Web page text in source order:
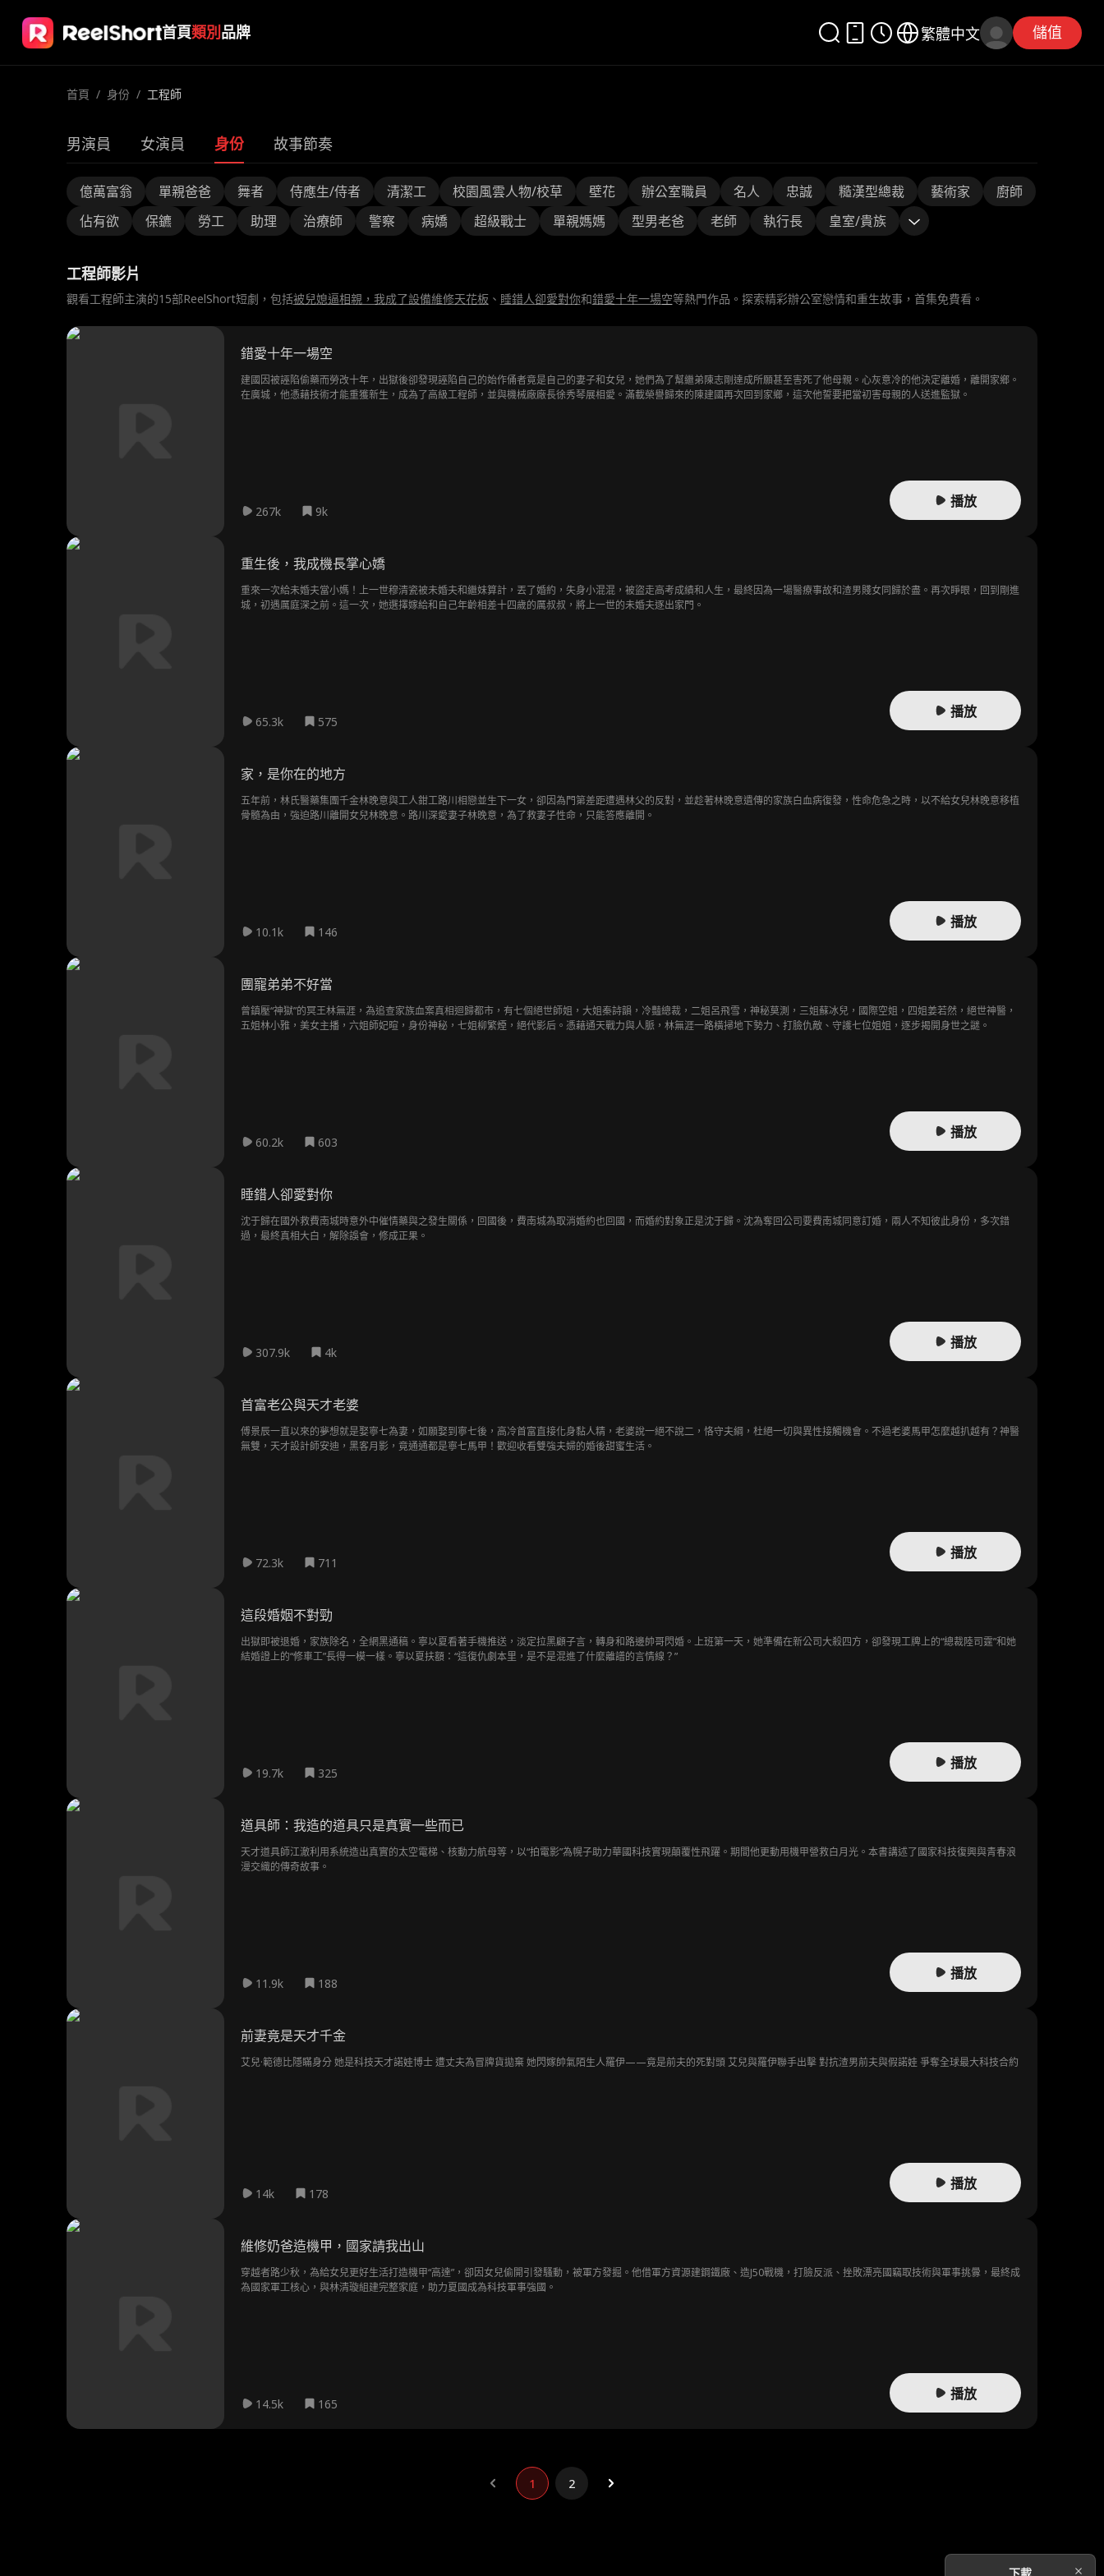
首頁類別 品牌 繁體中文 儲值
首頁 / 身份 / 工程師
男演員 女演員 身份 故事節奏
億萬富翁 單親爸爸 舞者 侍應生/侍者 清潔工 校園風雲人物/校草 壁花 辦公室職員 名人 忠誠 糙漢型總裁 藝術家
廚師
佔有欲
保鑣 勞工 助理 治療師 警察 病嬌 超級戰士 單親媽媽 型男老爸 老師 執行長 皇室/貴族
工程師影片
觀看工程師主演的15部ReelShort短劇，包括被兒媳逼相親，我成了設備維修天花板、 睡錯人卻愛對你和錯愛十年一場空等熱門作品。探索精彩辦公室戀情和重生故事，首集免費看。
錯愛十年一場空
建國因被誣陷偷藥而勞改十年，出獄後卻發現誣陷自己的始作俑者竟是自己的妻子和女兒，她們為了幫繼弟陳志剛達成所願甚至害死了他母親。心灰意冷的他決定離婚，離開家鄉。
在廣城，他憑藉技術才能重獲新生，成為了高級工程師，並與機械廠廠長徐秀琴展相愛。滿載榮譽歸來的陳建國再次回到家鄉，這次他誓要把當初害母親的人送進監獄。
267k 9k
播放
重生後，我成機長掌心嬌
重來一次給未婚夫當小媽！上一世穆清瓷被未婚夫和繼妹算計，丟了婚約，失身小混混，被盜走高考成績和人生，最終因為一場醫療事故和渣男賤女同歸於盡。再次睜眼，回到剛進
城，初遇厲庭深之前。這一次，她選擇嫁給和自己年齡相差十四歲的厲叔叔，將上一世的未婚夫逐出家門。
65.3k 575
播放
家，是你在的地方
五年前，林氏醫藥集團千金林晚意與工人鉗工路川相戀並生下一女，卻因為門第差距遭遇林父的反對，並趁著林晚意遺傳的家族白血病復發，性命危急之時，以不給女兒林晚意移植
骨髓為由，強迫路川離開女兒林晚意。路川深愛妻子林晚意，為了救妻子性命，只能答應離開。
10.1k 146
播放
團寵弟弟不好當
曾鎮壓“神獄”的冥王林無涯，為追查家族血案真相迴歸都市，有七個絕世師姐，大姐秦詩韻，冷豔總裁，二姐呂飛雪，神秘莫測，三姐蘇冰兒，國際空姐，四姐姜若然，絕世神醫，
五姐林小雅，美女主播，六姐師妃暄，身份神秘，七姐柳繁煙，絕代影后。憑藉通天戰力與人脈，林無涯一路橫掃地下勢力、打臉仇敵、守護七位姐姐，逐步揭開身世之謎。
60.2k 603
播放
睡錯人卻愛對你
沈于歸在國外救費南城時意外中催情藥與之發生關係，回國後，費南城為取消婚約也回國，而婚約對象正是沈于歸。沈為奪回公司要費南城同意訂婚，兩人不知彼此身份，多次錯
過，最終真相大白，解除誤會，修成正果。
307.9k 4k
播放
首富老公與天才老婆
傅景辰一直以來的夢想就是娶寧七為妻，如願娶到寧七後，高冷首富直接化身黏人精，老婆說一絕不說二，恪守夫綱，杜絕一切與異性接觸機會。不過老婆馬甲怎麼越扒越有？神醫
無雙，天才設計師安迪，黑客月影，竟通通都是寧七馬甲！歡迎收看雙強夫婦的婚後甜蜜生活。
72.3k 711
播放
這段婚姻不對勁
出獄即被退婚，家族除名，全網黑通稿。寧以夏看著手機推送，淡定拉黑顧子言，轉身和路邊帥哥閃婚。上班第一天，她準備在新公司大殺四方，卻發現工牌上的“總裁陸司霆”和她
結婚證上的“修車工”長得一模一樣。寧以夏扶額：“這復仇劇本里，是不是混進了什麼離譜的言情線？”
19.7k 325
播放
道具師：我造的道具只是真實一些而已
天才道具師江澈利用系統造出真實的太空電梯、核動力航母等，以“拍電影”為幌子助力華國科技實現顛覆性飛躍。期間他更動用機甲營救白月光。本書講述了國家科技復興與青春浪
漫交織的傳奇故事。
11.9k 188
播放
前妻竟是天才千金
艾兒·範德比隱瞞身分 她是科技天才諾娃博士 遭丈夫為冒牌貨拋棄 她閃嫁帥氣陌生人羅伊——竟是前夫的死對頭 艾兒與羅伊聯手出擊 對抗渣男前夫與假諾娃 爭奪全球最大科技合約
14k 178
播放
維修奶爸造機甲，國家請我出山
穿越者路少秋，為給女兒更好生活打造機甲“高達”，卻因女兒偷開引發騷動，被軍方發掘。他借軍方資源建鋼鐵廠、造J50戰機，打臉反派、挫敗漂亮國竊取技術與軍事挑釁，最終成
為國家軍工核心，與林清璇組建完整家庭，助力夏國成為科技軍事強國。
14.5k 165
播放
1 2